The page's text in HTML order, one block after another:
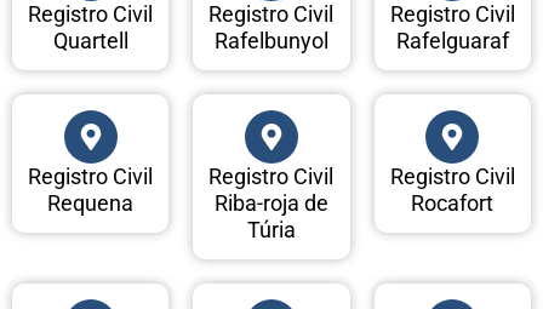
Registro Civil
Quartell
Registro Civil
Rafelbunyol
Registro Civil
Rafelguaraf
Registro Civil
Requena
Registro Civil
Riba-roja de
Túria
Registro Civil
Rocafort